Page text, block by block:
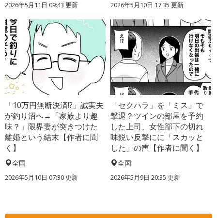
2026年5月11日 09:43 更新 2026年5月10日 17:35 更新
「10万円無断決済!?」誠実夫
が釣り沼へ→「家族より趣
味？」限界妻が突きつけた
離婚という結末【作者に聞
く】
全国
2026年5月10日 07:30 更新
「セクハラ」を「ミス」で
撃退？ツインの部屋を予約
した上司、女性部下の切れ
味鋭い反撃にに「スカッと
した」の声【作者に聞く】
全国
2026年5月9日 20:35 更新